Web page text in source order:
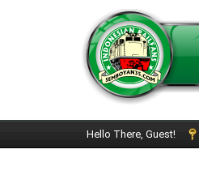
Hello There, Guest!